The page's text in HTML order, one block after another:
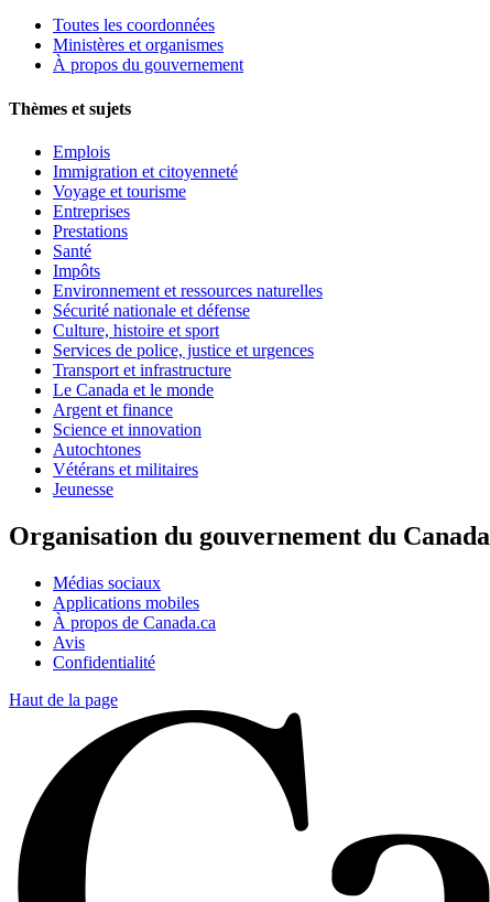
Toutes les coordonnées
Ministères et organismes
À propos du gouvernement
Thèmes et sujets
Emplois
Immigration et citoyenneté
Voyage et tourisme
Entreprises
Prestations
Santé
Impôts
Environnement et ressources naturelles
Sécurité nationale et défense
Culture, histoire et sport
Services de police, justice et urgences
Transport et infrastructure
Le Canada et le monde
Argent et finance
Science et innovation
Autochtones
Vétérans et militaires
Jeunesse
Organisation du gouvernement du Canada
Médias sociaux
Applications mobiles
À propos de Canada.ca
Avis
Confidentialité
Haut de la page